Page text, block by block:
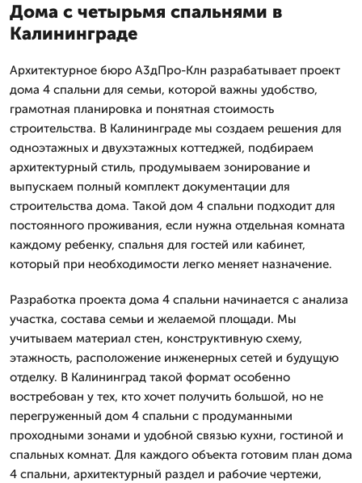
Дома с четырьмя спальнями в
Калининграде
Архитектурное бюро А3дПро-Клн разрабатывает проект
дома 4 спальни для семьи, которой важны удобство,
грамотная планировка и понятная стоимость
строительства. В Калининграде мы создаем решения для
одноэтажных и двухэтажных коттеджей, подбираем
архитектурный стиль, продумываем зонирование и
выпускаем полный комплект документации для
строительства дома. Такой дом 4 спальни подходит для
постоянного проживания, если нужна отдельная комната
каждому ребенку, спальня для гостей или кабинет,
который при необходимости легко меняет назначение.
Разработка проекта дома 4 спальни начинается с анализа
участка, состава семьи и желаемой площади. Мы
учитываем материал стен, конструктивную схему,
этажность, расположение инженерных сетей и будущую
отделку. В Калининград такой формат особенно
востребован у тех, кто хочет получить большой, но не
перегруженный дом 4 спальни с продуманными
проходными зонами и удобной связью кухни, гостиной и
спальных комнат. Для каждого объекта готовим план дома
4 спальни, архитектурный раздел и рабочие чертежи,